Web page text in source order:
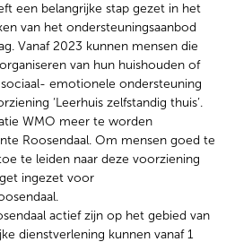
een belangrijke stap gezet in het
van het ondersteuningsaanbod
Vanaf 2023 kunnen mensen die
van hun huishouden of
emotionele ondersteuning
‘Leerhuis zelfstandig thuis’.
WMO meer te worden
Roosendaal. Om mensen goed te
te leiden naar deze voorziening
ingezet voor
actief zijn op het gebied van
dienstverlening kunnen vanaf 1